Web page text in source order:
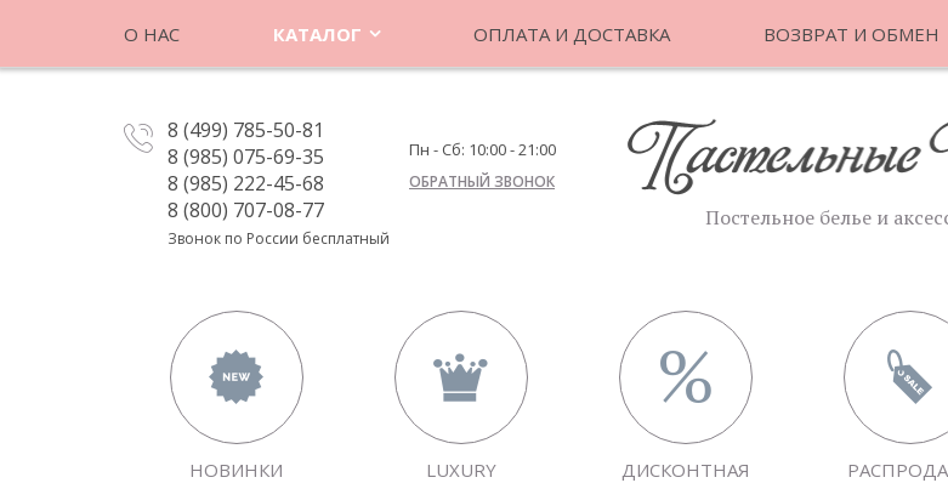
О НАС КАТАЛОГ ОПЛАТА И ДОСТАВКА ВОЗВРАТ И ОБМЕН
8 (499) 785-50-81
8 (985) 075-69-35
8 (985) 222-45-68
8 (800) 707-08-77
Звонок по России бесплатный
Пн - Сб: 10:00 - 21:00
ОБРАТНЫЙ ЗВОНОК
Постельное белье и
НОВИНКИ
LUXURY
ДИСКОНТНАЯ